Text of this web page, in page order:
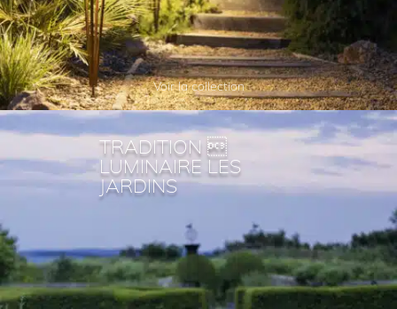
Voir la collection
TRADITION 
LUMINAIRE LES
JARDINS